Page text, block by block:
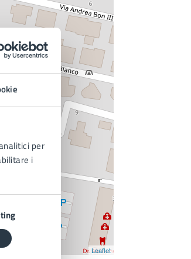
per
i
Leaflet